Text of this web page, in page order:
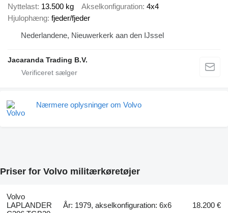
Nyttelast 13.500 kg Akselkonfiguration 4x4
Hjulophæng fjeder/fjeder
Nederlandene, Nieuwerkerk aan den IJssel
Jacaranda Trading B.V.
Nærmere oplysninger om Volvo
Priser for Volvo militærkøretøjer
Volvo
LAPLANDER
År: 1979, akselkonfiguration: 6x6 18.200 €